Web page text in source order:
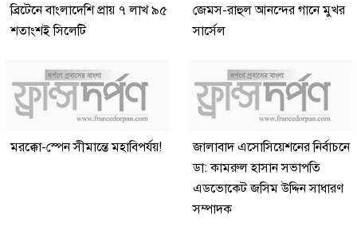
ব্রিটেনে বাংলাদেশি প্রায় ৭ লাখ ৯৫
শতাংশই সিলেটি
জেমস-রাহুল আনন্দের গানে মুখর
সার্সেল
মরক্কো-স্পেন সীমান্তে মহাবিপর্যয়!
জালাবাদ এসোসিয়েশনের নির্বাচনে
ডা: কামরুল হাসান সভাপতি
এডভোকেট জসিম উদ্দিন সাধারণ
সম্পাদক